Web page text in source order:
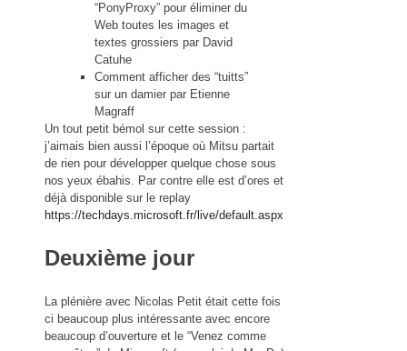
“PonyProxy” pour éliminer du
Web toutes les images et
textes grossiers par David
Catuhe
Comment afficher des “tuitts”
sur un damier par Etienne
Magraff
Un tout petit bémol sur cette session :
j’aimais bien aussi l’époque où Mitsu partait
de rien pour développer quelque chose sous
nos yeux ébahis. Par contre elle est d’ores et
déjà disponible sur le replay
https://techdays.microsoft.fr/live/default.aspx
Deuxième jour
La plénière avec Nicolas Petit était cette fois
ci beaucoup plus intéressante avec encore
beaucoup d’ouverture et le “Venez comme